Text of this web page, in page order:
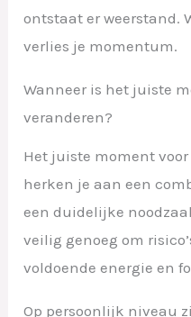
ontstaat er weerstand.
verlies je momentum.
Wanneer is het juiste
veranderen?
Het juiste moment
herken je aan een
een duidelijke
veilig genoeg om
voldoende energie en
Op persoonlijk niveau